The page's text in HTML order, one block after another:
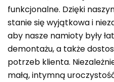
funkcjonalne. Dzięki
stanie się wyjątkowa i
aby nasze namioty były
demontażu, a także
potrzeb klienta.
małą, intymną